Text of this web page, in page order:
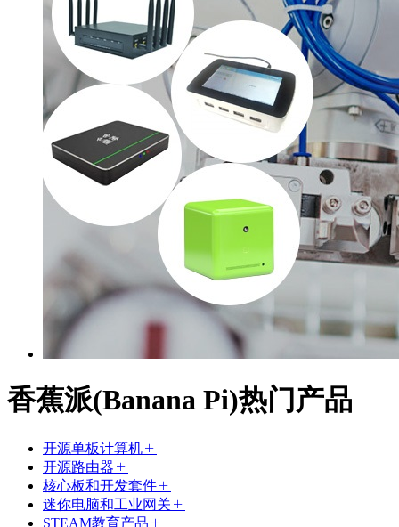
香蕉派(Banana Pi)热门产品
开源单板计算机
开源路由器
核心板和开发套件
迷你电脑和工业网关
STEAM教育产品